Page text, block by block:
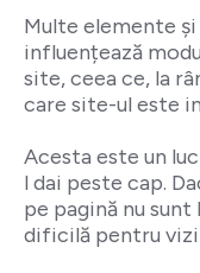
Multe elemente
influențează
site, ceea ce, la
care site-ul este
Acesta este un
l dai peste cap.
pe pagină nu
dificilă pentru